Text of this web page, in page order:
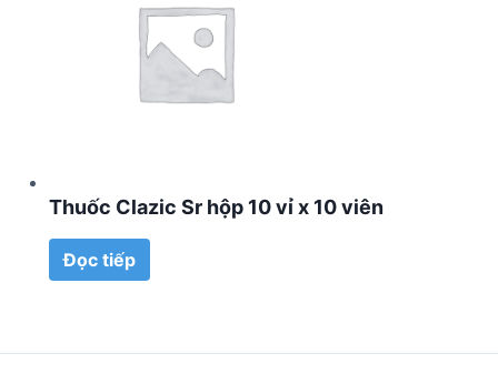
Thuốc Clazic Sr hộp 10 vỉ x 10 viên
Đọc tiếp